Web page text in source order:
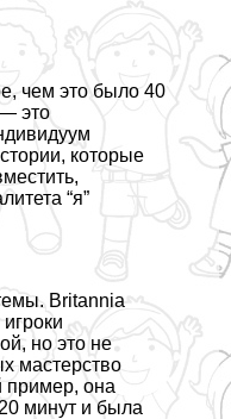
чем это было 40
это
которые
“я”
Britannia
но это не
мастерство
пример, она
минут и была